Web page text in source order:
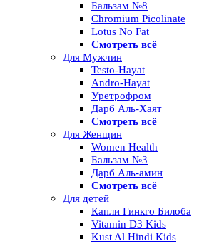
Бальзам №8
Chromium Picolinate
Lotus No Fat
Смотреть всё
Для Мужчин
Testo-Hayat
Andro-Hayat
Уретрофром
Дарб Аль-Хаят
Смотреть всё
Для Женщин
Women Health
Бальзам №3
Дарб Аль-амин
Смотреть всё
Для детей
Капли Гинкго Билоба
Vitamin D3 Kids
Kust Al Hindi Kids